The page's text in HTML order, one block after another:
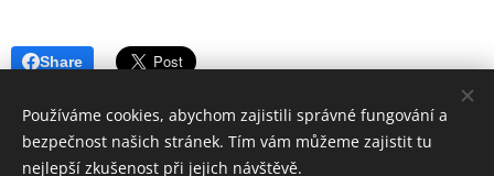
Share
Používáme cookies, abychom zajistili správné fungování a
bezpečnost našich stránek. Tím vám můžeme zajistit tu
nejlepší zkušenost při jejich návštěvě.